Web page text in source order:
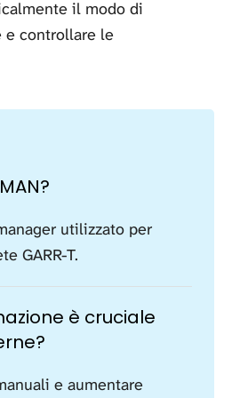
il modo di
e controllare le
utilizzato per
GARR-T.
è cruciale
e aumentare